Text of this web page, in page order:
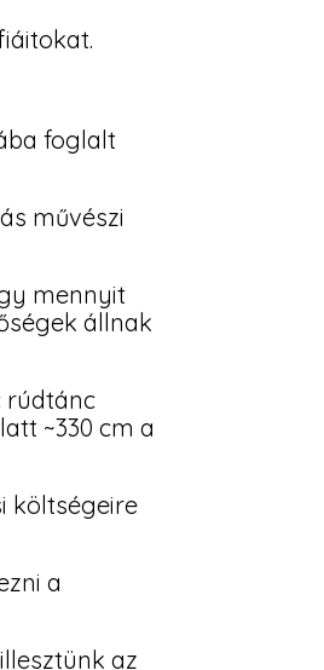
foglalt
művészi
mennyit
állnak
rúdtánc
~330 cm a
költségeire
a
az